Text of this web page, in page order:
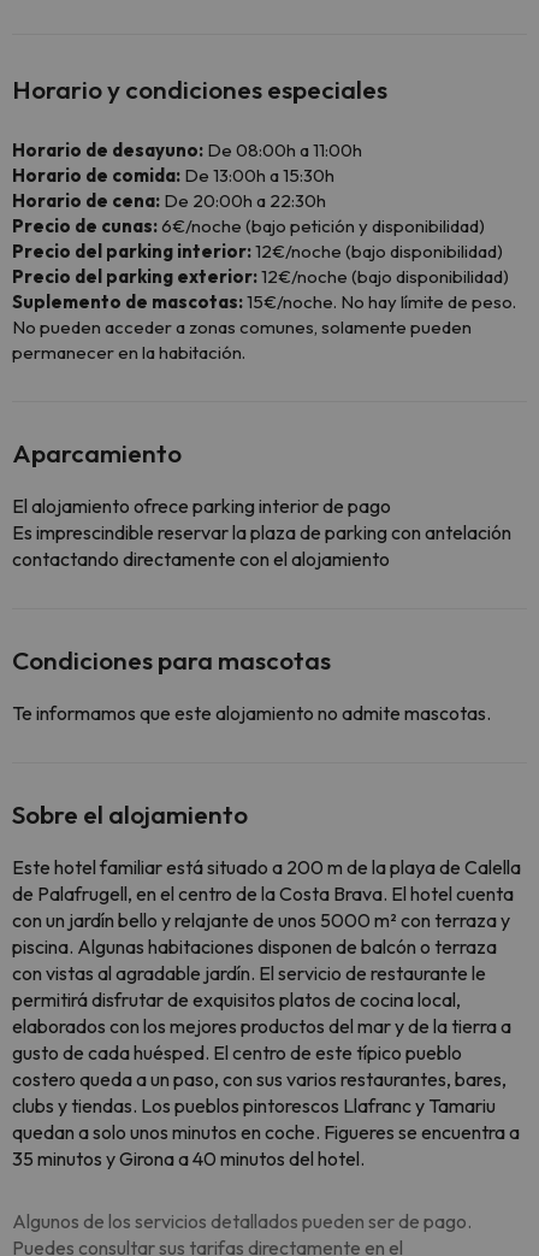
Horario y condiciones especiales
Horario de desayuno: De 08:00h a 11:00h
Horario de comida: De 13:00h a 15:30h
Horario de cena: De 20:00h a 22:30h
Precio de cunas:6€/noche (bajo petición y disponibilidad)
Precio del parking interior:12€/noche (bajo disponibilidad)
Precio del parking exterior:12€/noche (bajo disponibilidad)
Suplemento de mascotas:15€/noche. No hay límite de peso.
No pueden acceder a zonas comunes, solamente pueden
permanecer en la habitación.
Aparcamiento
El alojamiento ofrece parking interior de pago
Es imprescindible reservar la plaza de parking con antelación
contactando directamente con el alojamiento
Condiciones para mascotas
Te informamos que este alojamiento no admite mascotas.
Sobre el alojamiento
Este hotel familiar está situado a 200 m de la playa de Calella
de Palafrugell, en el centro de la Costa Brava. El hotel cuenta
con un jardín bello y relajante de unos 5000 m² con terraza y
piscina. Algunas habitaciones disponen de balcón o terraza
con vistas al agradable jardín. El servicio de restaurante le
permitirá disfrutar de exquisitos platos de cocina local,
elaborados con los mejores productos del mar y de la tierra a
gusto de cada huésped. El centro de este típico pueblo
costero queda a un paso, con sus varios restaurantes, bares,
clubs y tiendas. Los pueblos pintorescos Llafranc y Tamariu
quedan a solo unos minutos en coche. Figueres se encuentra a
35 minutos y Girona a 40 minutos del hotel.
Algunos de los servicios detallados pueden ser de pago.
Puedes consultar sus tarifas directamente en el